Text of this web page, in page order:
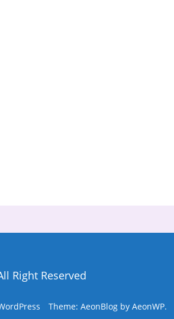
Right Reserved
Theme: AeonBlog by AeonWP.